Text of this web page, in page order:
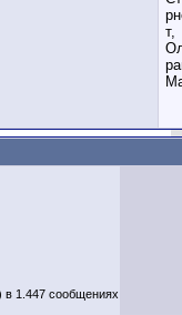
т,
в 1.447 сообщениях